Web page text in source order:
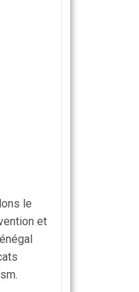
le
et